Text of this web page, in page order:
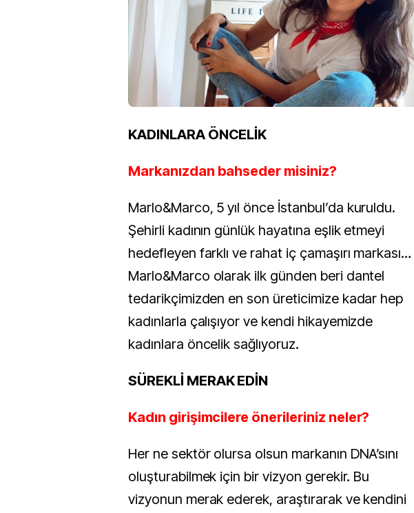
KADINLARA ÖNCELİK
Markanızdan bahseder misiniz?
Marlo&Marco, 5 yıl önce İstanbul’da kuruldu.
Şehirli kadının günlük hayatına eşlik etmeyi
hedefleyen farklı ve rahat iç çamaşırı markası…
Marlo&Marco olarak ilk günden beri dantel
tedarikçimizden en son üreticimize kadar hep
kadınlarla çalışıyor ve kendi hikayemizde
kadınlara öncelik sağlıyoruz.
SÜREKLİ MERAK EDİN
Kadın girişimcilere önerileriniz neler?
Her ne sektör olursa olsun markanın DNA’sını
oluşturabilmek için bir vizyon gerekir. Bu
vizyonun merak ederek, araştırarak ve kendini